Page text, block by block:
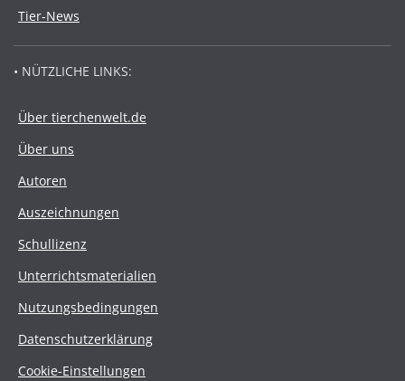
Tier-News
• NÜTZLICHE LINKS:
Über tierchenwelt.de
Über uns
Autoren
Auszeichnungen
Schullizenz
Unterrichtsmaterialien
Nutzungsbedingungen
Datenschutzerklärung
Cookie-Einstellungen